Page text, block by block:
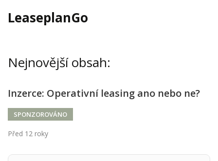
Solo
Inzerce
Přihlášení
Kontakt
LeaseplanGo
Nejnovější obsah:
Inzerce: Operativní leasing ano nebo ne?
SPONZOROVÁNO
Před 12 roky